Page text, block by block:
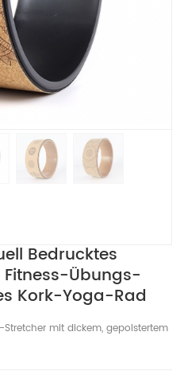
Bedrucktes
Übungs-
Kork-Yoga-Rad
mit dickem, gepolstertem